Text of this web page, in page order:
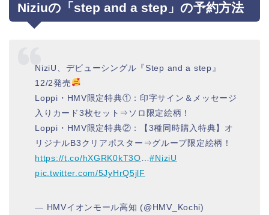
Niziuの「step and a step」の予約方法
NiziU、デビューシングル『Step and a step』
12/2発売
Loppi・HMV限定特典①：印字サイン＆メッセージ
入りカード3枚セット⇒ソロ限定絵柄！
Loppi・HMV限定特典②：【3種同時購入特典】オ
リジナルB3クリアポスター⇒グループ限定絵柄！
https://t.co/hXGRK0kT3O …#NiziU
pic.twitter.com/5JyHrQ5jlF
— HMVイオンモール高知 (@HMV_Kochi)